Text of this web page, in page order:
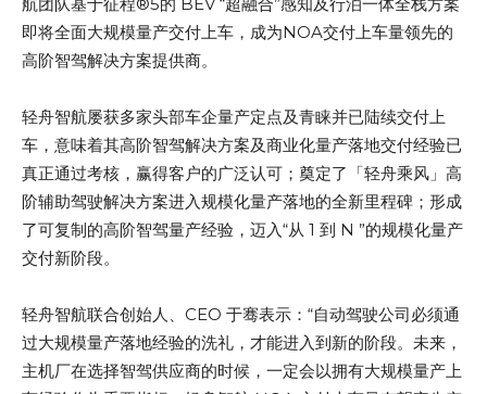
即将全面大规模量产交付上车，成为NOA交付上车量领先的
高阶智驾解决方案提供商。
轻舟智航屡获多家头部车企量产定点及青睐并已陆续交付上
车，意味着其高阶智驾解决方案及商业化量产落地交付经验已
真正通过考核，赢得客户的广泛认可；奠定了「轻舟乘风」高
阶辅助驾驶解决方案进入规模化量产落地的全新里程碑；形成
了可复制的高阶智驾量产经验，迈入“从 1 到 N ”的规模化量产
交付新阶段。
轻舟智航联合创始人、CEO 于骞表示：“自动驾驶公司必须通
过大规模量产落地经验的洗礼，才能进入到新的阶段。未来，
主机厂在选择智驾供应商的时候，一定会以拥有大规模量产上